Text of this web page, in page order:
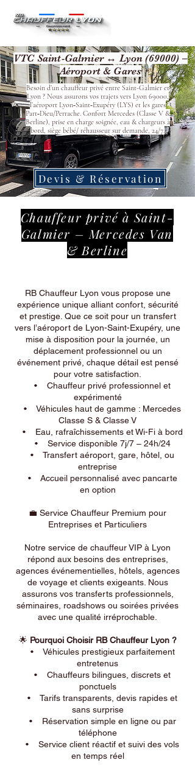
VTC Saint-Galmier ↔ Lyon (69000) –
Aéroport & Gares
Besoin d’un chauffeur privé entre Saint-Galmier et
Lyon ? Nous assurons vos trajets vers Lyon 69000,
l’aéroport Lyon‑Saint‑Exupéry (LYS) et les gares
Part‑Dieu/Perrache. Confort Mercedes (Classe V &
Berline), prise en charge soignée, eau & chargeurs à
bord, siège bébé/ réhausseur sur demande, 24/7.
Devis & Réservation
Chauffeur privé à Saint-
Galmier – Mercedes Van
& Berline
RB Chauffeur Lyon vous propose une
expérience unique alliant confort, sécurité
et prestige. Que ce soit pour un transfert
vers l’aéroport de Lyon-Saint-Exupéry, une
mise à disposition pour la journée, un
déplacement professionnel ou un
événement privé, chaque détail est pensé
pour votre satisfaction.
• Chauffeur privé professionnel et
expérimenté
• Véhicules haut de gamme : Mercedes
Classe S & Classe V
• Eau, rafraîchissements et Wi-Fi à bord
• Service disponible 7j/7 – 24h/24
• Transfert aéroport, gare, hôtel, ou
entreprise
• Accueil personnalisé avec pancarte
en option
💼 Service Chauffeur Premium pour
Entreprises et Particuliers
Notre service de chauffeur VIP à Lyon
répond aux besoins des entreprises,
agences événementielles, hôtels, agences
de voyage et clients exigeants. Nous
assurons vos transferts professionnels,
séminaires, roadshows ou soirées privées
avec une qualité irréprochable.
🌟 Pourquoi Choisir RB Chauffeur Lyon ?
• Véhicules prestigieux parfaitement
entretenus
• Chauffeurs bilingues, discrets et
ponctuels
• Tarifs transparents, devis rapides et
sans surprise
• Réservation simple en ligne ou par
téléphone
• Service client réactif et suivi des vols
en temps réel